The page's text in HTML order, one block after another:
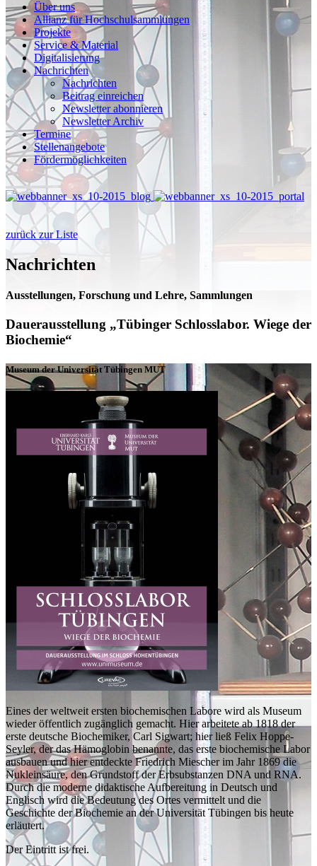
Über uns
Allianz für Hochschulsammlungen
Projekte
Service & Material
Digitalisierung
Nachrichten
Nachrichten
Beitrag einreichen
Newsletter abonnieren
Newsletter Archiv
Termine
Stellenangebote
Fördermöglichkeiten
zurück zur Liste
Nachrichten
Ausstellungen, Forschung und Lehre, Sammlungen
Dauerausstellung „Tübinger Schlosslabor. Wiege der
Biochemie“
Museum der Universität Tübingen MUT
Eines der weltweit ersten biochemischen Labore wird als Museum
wieder öffentlich zugänglich gemacht. Hier arbeitete ab 1818 der
erste deutsche Biochemiker, Carl Sigwart; hier ließ Felix Hoppe-
Seyler, der das Hämoglobin benannte, das erste biochemische Labor
ausbauen und hier entdeckte Friedrich Miescher im Jahr 1869 die
Nukleinsäure, den Grundstoff der Erbsubstanzen DNA und RNA.
Durch die moderne didaktische Aufbereitung in Deutsch und
Englisch wird die Bedeutung des Ortes vermittelt und die
Geschichte der Biochemie an der Universität Tübingen bis heute
erläutert.
Der Eintritt ist frei.